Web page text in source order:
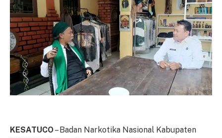
KESATUCO– Badan Narkotika Nasional Kabupaten